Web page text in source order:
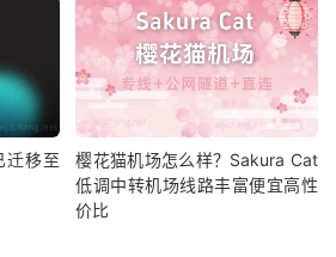
迁移至
樱花猫机场怎么样？Sakura Cat
低调中转机场线路丰富便宜高性
价比